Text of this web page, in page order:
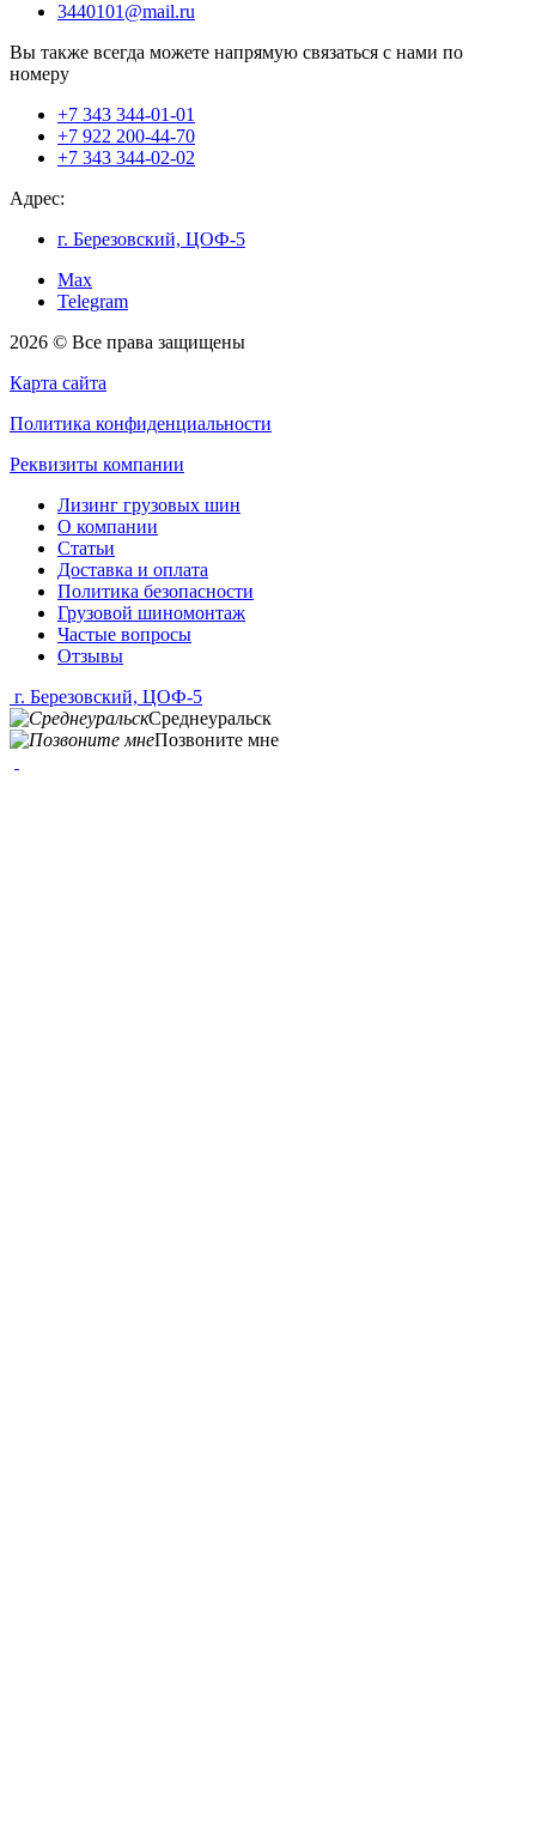
3440101@mail.ru
Вы также всегда можете напрямую связаться с нами по
номеру
+7 343 344-01-01
+7 922 200-44-70
+7 343 344-02-02
Адрес:
г. Березовский, ЦОФ-5
Max
Telegram
2026 © Все права защищены
Карта сайта
Политика конфиденциальности
Реквизиты компании
Лизинг грузовых шин
О компании
Статьи
Доставка и оплата
Политика безопасности
Грузовой шиномонтаж
Частые вопросы
Отзывы
г. Березовский, ЦОФ-5
Среднеуральск
Позвоните мне